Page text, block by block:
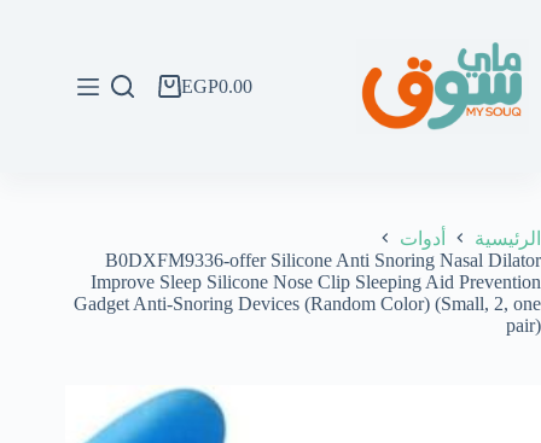
المحتوى
عربةEGP0.00
الرئيسية
أدوات
B0DXFM9336-offer Silicone Anti Snoring Nasal Dilator
Improve Sleep Silicone Nose Clip Sleeping Aid Prevention
Gadget Anti-Snoring Devices (Random Color) (Small, 2, one
pair)